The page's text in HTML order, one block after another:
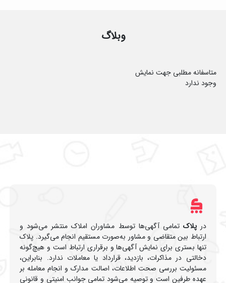
وبلاگ
متاسفانه مطلبی جهت نمایش
وجود ندارد
درپلاک تمامی آگهی‌ها توسط مشاوران املاک منتشر می‌شود و
ارتباط بین متقاضی و مشاور به‌صورت مستقیم انجام می‌گیرد. پلاک
تنها بستری برای نمایش آگهی‌ها و برقراری ارتباط است و هیچ‌گونه
دخالتی در مذاکرات، بازدید، قرارداد یا معاملات ندارد. بنابراین،
مسئولیت بررسی صحت اطلاعات، اصالت مدارک و انجام معامله بر
عهده طرفین است و توصیه می‌شود تمامی جوانب امنیتی و قانونی